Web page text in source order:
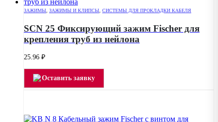
ЗАЖИМЫ ЗАЖИМЫ И КЛИПСЫ СИСТЕМЫ ДЛЯ ПРОКЛАДКИ КАБЕЛЯ
SCN 25 Фиксирующий зажим Fischer для
крепления труб из нейлона
25.96 ₽
Оставить заявку